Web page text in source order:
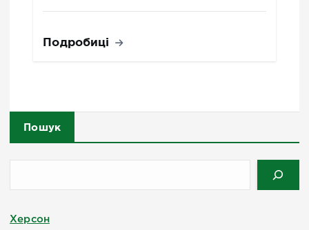
Подробиці
Пошук
Херсон